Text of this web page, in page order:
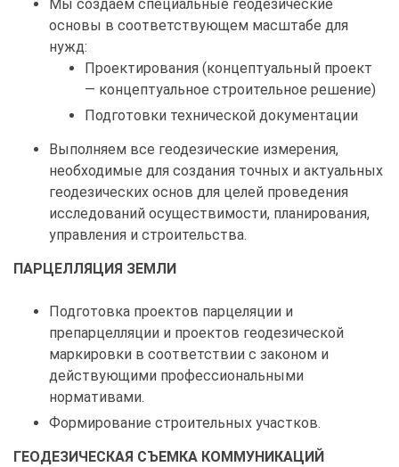
Мы создаем специальные геодезические
основы в соответствующем масштабе для
нужд:
Проектирования (концептуальный проект
— концептуальное строительное решение)
Подготовки технической документации
Выполняем все геодезические измерения,
необходимые для создания точных и актуальных
геодезических основ для целей проведения
исследований осуществимости, планирования,
управления и строительства.
ПАРЦЕЛЛЯЦИЯ ЗЕМЛИ
Подготовка проектов парцеляции и
препарцелляции и проектов геодезической
маркировки в соответствии с законом и
действующими профессиональными
нормативами.
Формирование строительных участков.
ГЕОДЕЗИЧЕСКАЯ СЪЕМКА КОММУНИКАЦИЙ